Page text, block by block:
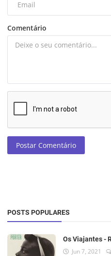
Comentário
Postar Comentário
POSTS POPULARES
Os Viajantes -
Jun 7, 2021